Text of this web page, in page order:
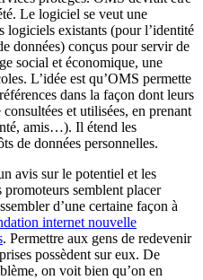
Le logiciel se veut une
logiciels existants (pour l’identité
données) conçus pour servir de
social et économique, une
L’idée est qu’OMS permette
dans la façon dont leurs
et utilisées, en prenant
amis…). Il étend les
de données personnelles.
avis sur le potentiel et les
semblent placer
d’une certaine façon à
internet nouvelle
. Permettre aux gens de redevenir
possèdent sur eux. De
on voit bien qu’on en